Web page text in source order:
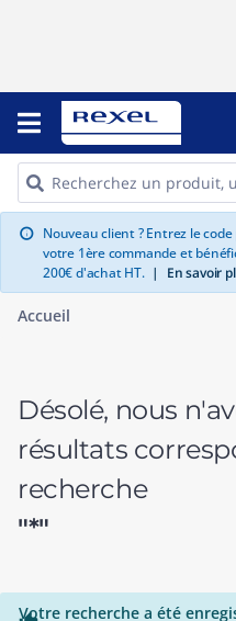
info Nouveau client ? Entrez le
votre 1ère commande et
200€ d'achat HT. | En savoir
Accueil
Désolé, nous
résultats
recherche
"*"
Votre recherche a été